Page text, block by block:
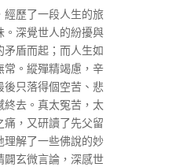
歷了一段人生的旅
深覺世人的紛擾與
盾而起；而人生如
。縱殫精竭慮，辛
後只落得個空苦、悲
去。真太冤苦，太
，又研讀了先父留
解了一些佛說的妙
玄微言論，深感世